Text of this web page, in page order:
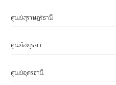
ศูนย์สุราษฎร์ธานี
ศูนย์อยุธยา
ศูนย์อุดรธานี